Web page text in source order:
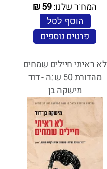
המחיר שלנו:59
₪
הוסף לסל
פרטים נוספים
לא ראיתי חיילים שמחים
מהדורת 50 שנה - דוד
מישקה בן